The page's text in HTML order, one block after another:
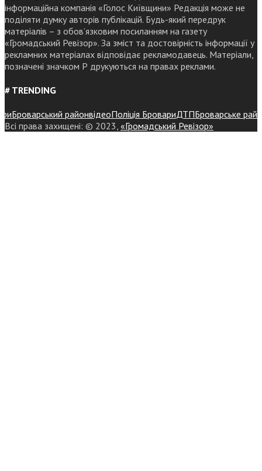
інформаційна компанія «Голос Київщини» Редакція може не
поділяти думку авторів публікацій. Будь-який передрук
матеріалів – з обов’язковим посиланням на газету
«Громадський Ревізор». За зміст та достовірність інформації у
рекламних матеріалах відповідає рекламодавець. Матеріали,
позначені значком Р друкуються на правах реклами.
# TRENDING
Броварський районвідеоПоліція БровариДТПБроварське
Всі права захищені: © 2023, «Громадський Ревізор»